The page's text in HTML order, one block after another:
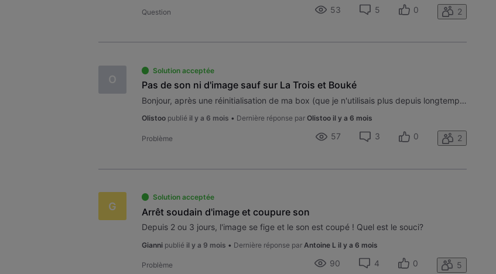
Question 53 5 0 2
O
Solution acceptée
Pas de son ni d'image sauf sur La Trois et Bouké
Bonjour, après une réinitialisation de ma box (que je n'utilisais plus depuis longtemps), je n'ai pas de son ni d'image sur aucune chaine sauf sur La trois et Bouké ... une idée de comment régler ce problème ? déjà merci
Olistoo publié il y a 6 mois • Dernière réponse par Olistoo il y a 6 mois
Problème 57 3 0 2
G
Solution acceptée
Arrêt soudain d'image et coupure son
Depuis 2 ou 3 jours, l'image se fige et le son est coupé ! Quel est le souci?
Gianni publié il y a 9 mois • Dernière réponse par Antoine L il y a 6 mois
Problème 90 4 0 5